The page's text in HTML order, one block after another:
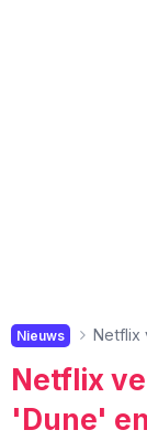
Nieuws Netflix
Netflix
'Dune'